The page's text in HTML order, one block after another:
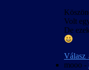
Volt
De
Válasz
mooo -